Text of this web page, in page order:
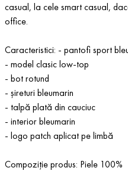
casual, la cele smart casual,
office.
Caracteristici: - pantofi sport
- model clasic low-top
- bot rotund
- șireturi bleumarin
- talpă plată din cauciuc
- interior bleumarin
- logo patch aplicat pe limbă
Compoziție produs: Piele 100%